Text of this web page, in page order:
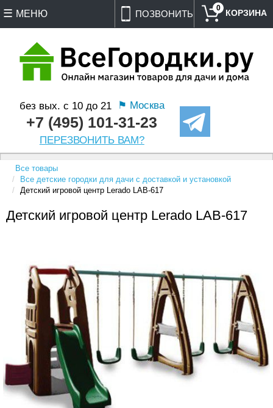
ПОЗВОНИТЬ
без вых. с 10 до 21 ⚑ Москва
+7 (495) 101-31-23
ПЕРЕЗВОНИТЬ ВАМ?
0
МЕНЮ
Все товары
Все детские городки для дачи с доставкой и установкой
Детский игровой центр Lerado LAВ-617
Детский игровой центр Lerado LAВ-617